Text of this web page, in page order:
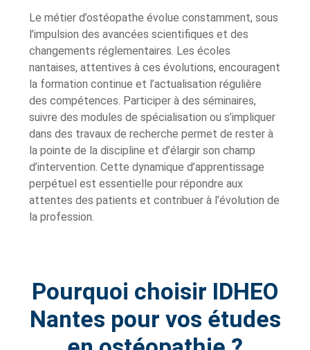
Le métier d’ostéopathe évolue constamment, sous
l’impulsion des avancées scientifiques et des
changements réglementaires. Les écoles
nantaises, attentives à ces évolutions, encouragent
la formation continue et l’actualisation régulière
des compétences. Participer à des séminaires,
suivre des modules de spécialisation ou s’impliquer
dans des travaux de recherche permet de rester à
la pointe de la discipline et d’élargir son champ
d’intervention. Cette dynamique d’apprentissage
perpétuel est essentielle pour répondre aux
attentes des patients et contribuer à l’évolution de
la profession.
Pourquoi choisir IDHEO
Nantes pour vos études